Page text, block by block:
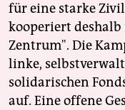
für eine starke
kooperiert
Zentrum". Die
linke,
solidarischen
auf. Eine offene